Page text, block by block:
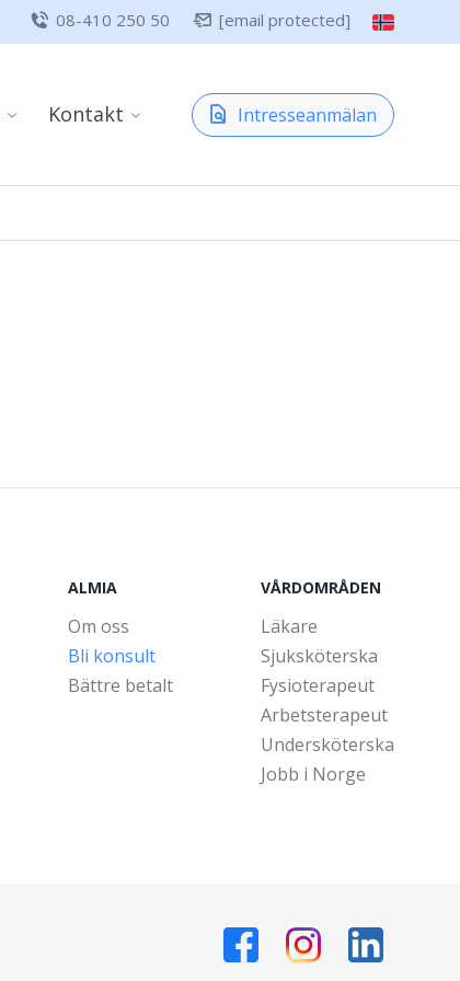
08-410 250 50 [email protected]
Kontakt Intresseanmälan
ALMIA
Om oss
Bli konsult
Bättre betalt
VÅRDOMRÅDEN
Läkare
Sjuksköterska
Fysioterapeut
Arbetsterapeut
Undersköterska
Jobb i Norge